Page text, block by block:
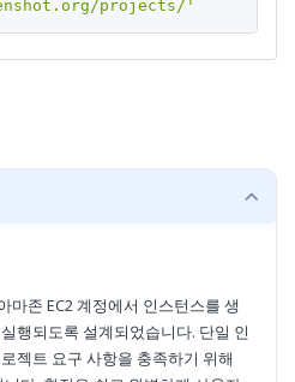
projects/'
마존 EC2 계정에서 인스턴스를 생
행되도록 설계되었습니다. 단일 인
젝트 요구 사항을 충족하기 위해